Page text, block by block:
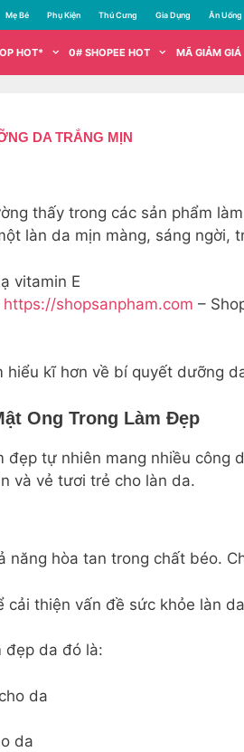
Mẹ Bé Phụ Kiện Thú Cưng Gia Dụng Ăn Uống
HOT* 0# SHOPEE HOT MÃ GIẢM GIÁ
DA TRẮNG MỊN
thấy trong các sản phẩm
làn da mịn màng, sáng ngời,
vitamin E
https://shopsanpham.com –
hiểu kĩ hơn về bí quyết dưỡng
Ong Trong Làm Đẹp
đẹp tự nhiên mang nhiều
và vẻ tươi trẻ cho làn da.
hòa tan trong chất béo.
thiện vấn đề sức khỏe làn
đẹp da đó là:
da